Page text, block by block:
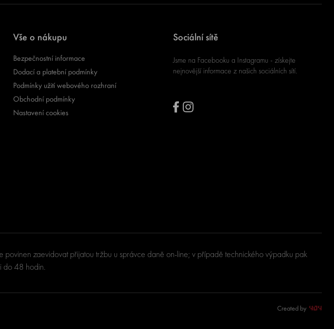
Vše o nákupu
Bezpečnostní informace
Dodací a platební podmínky
Podmínky užití webového rozhraní
Obchodní podmínky
Nastavení cookies
Sociální sítě
Jsme na Facebooku a Instagramu - získejte
nejnovější informace z našich sociálních sítí.
zaevidovat přijatou tržbu u správce daně on-line; v případě technického výpadku pak
do 48 hodin.
Created by